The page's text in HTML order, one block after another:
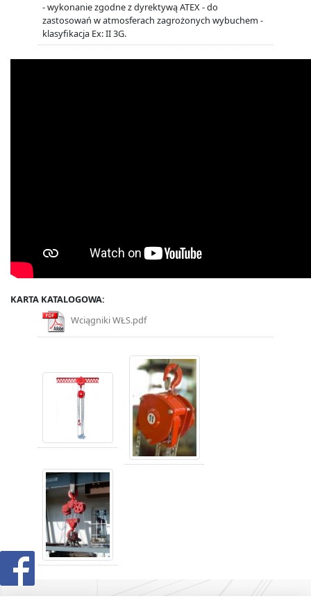
- wykonanie zgodne z dyrektywą ATEX - do
zastosowań w atmosferach zagrożonych wybuchem -
klasyfikacja Ex: II 3G.
KARTA KATALOGOWA:
Wciągniki WŁS.pdf